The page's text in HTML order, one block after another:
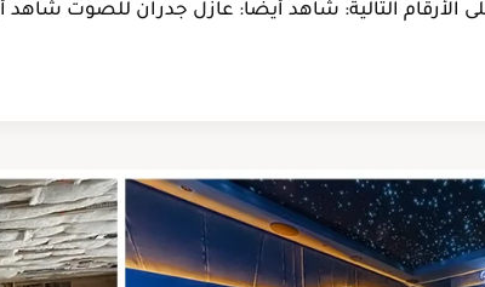
الأرقام التالية: شاهد أيضاً: عازل جدران للصوت